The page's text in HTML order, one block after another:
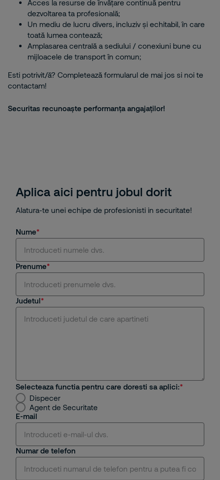
Acces la resurse de învățare continuă pentru
dezvoltarea ta profesională;
Un mediu de lucru divers, incluziv și echitabil, în care
toată lumea contează;
Amplasarea centrală a sediului / conexiuni bune cu
mijloacele de transport în comun;
Esti potrivit/ă? Completează formularul de mai jos si noi te
contactam!
Securitas recunoaște performanța angajaților!
Aplica aici pentru jobul dorit
Alatura-te unei echipe de profesionisti in securitate!
Nume
Prenume
Judetul
Selecteaza functia pentru care doresti sa aplici:
Dispecer
Agent de Securitate
E-mail
Numar de telefon